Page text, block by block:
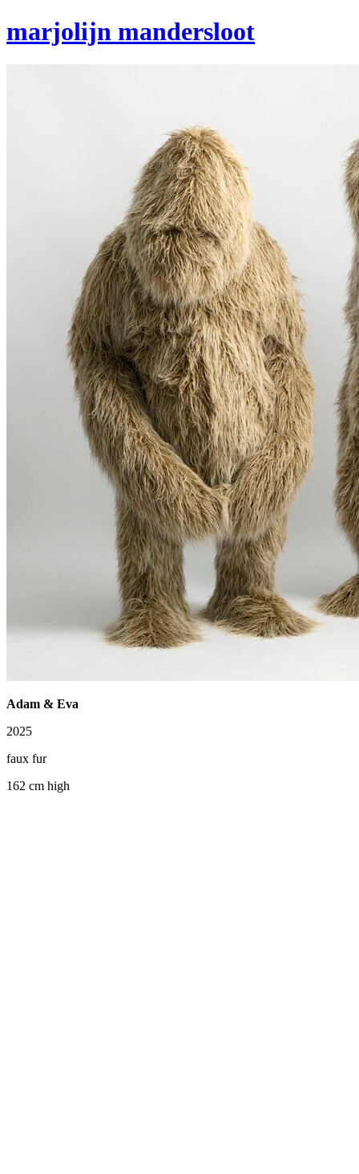
marjolijn mandersloot
Adam & Eva
2025
faux fur
162 cm high